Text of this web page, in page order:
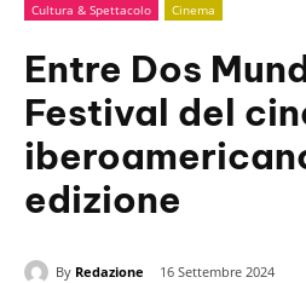
Cultura & Spettacolo Cinema
Entre Dos
Festival del
edizione
By Redazione 16 Settembre 2024